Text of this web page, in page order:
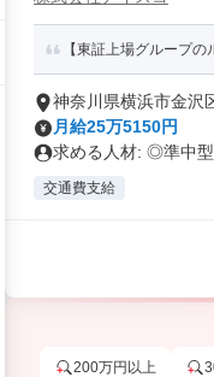
【東証上場グループ
神奈川県横浜市金沢
月給25万5150円
求める人材: ◎準中型
交通費支給
200万円以上